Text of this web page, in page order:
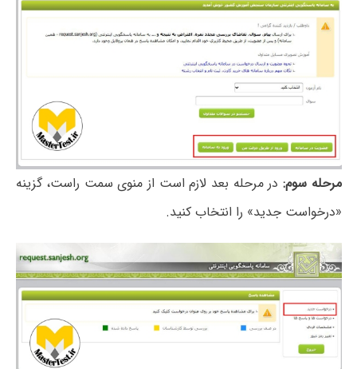
مرحله سوم: در مرحله بعد لازم است از منوی سمت راست، گزینه
«درخواست جدید» را انتخاب کنید.